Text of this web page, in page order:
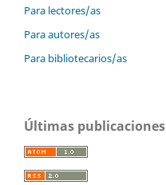
Para lectores/as
Para autores/as
Para bibliotecarios/as
Últimas publicaciones